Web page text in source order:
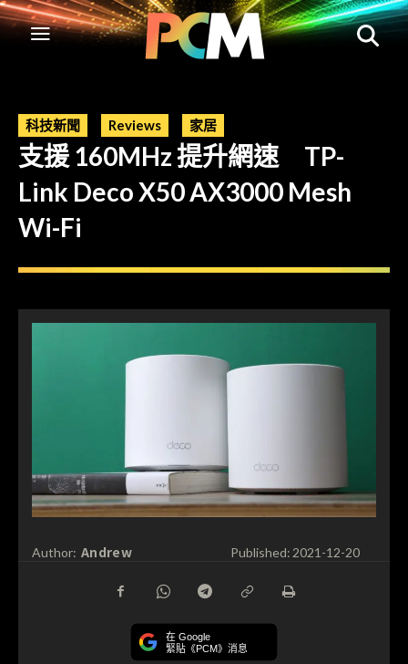
科技新聞 Reviews 家居
支援 160MHz 提升網速 TP-
Link Deco X50 AX3000 Mesh
Wi-Fi
Author: Andrew Published: 2021-12-20
在 Google
緊貼《PCM》消息